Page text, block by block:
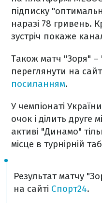
підписку
наразі 78 гривень.
зустріч покаже
Також матч "Зоря"
переглянути на
посиланням.
У чемпіонаті
очок і ділить друге
активі "Динамо"
місце в турнірній
Результат матчу
на сайті Спорт24.